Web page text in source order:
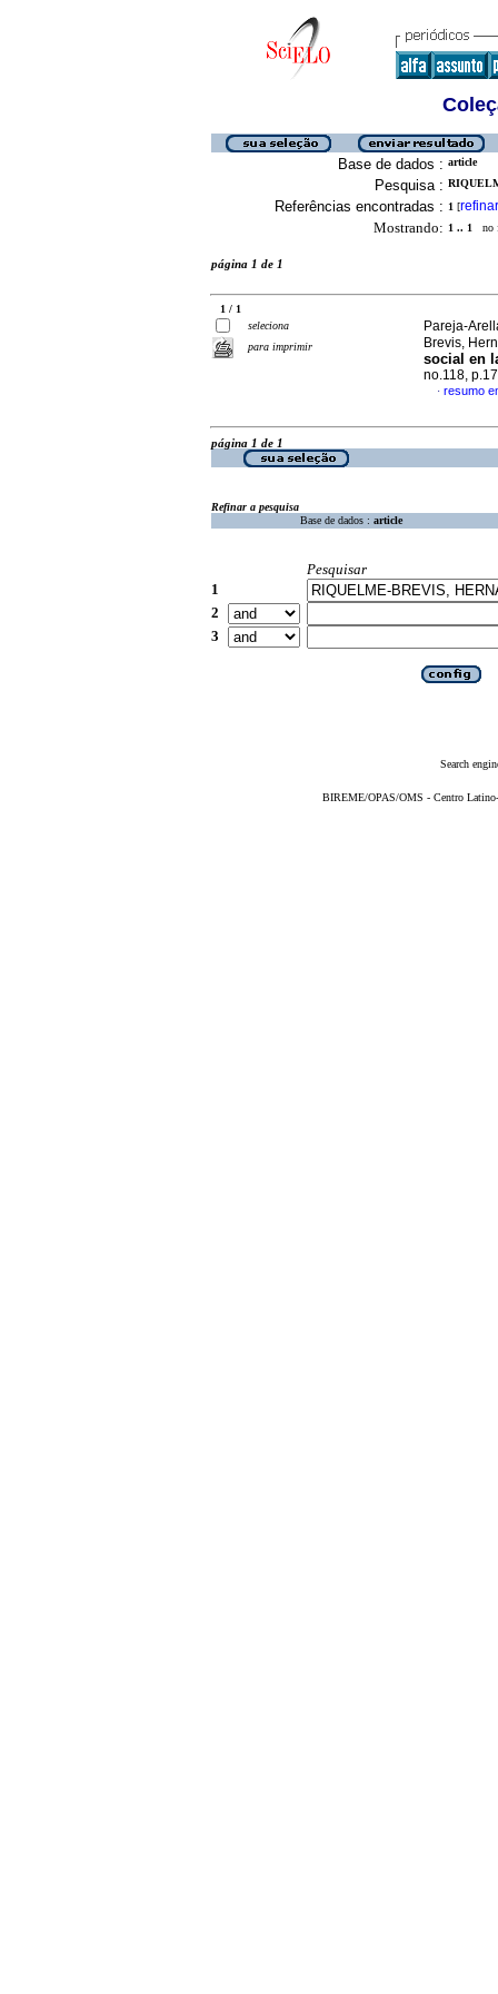
Base de dados : article
Pesquisa :
Referências encontradas : 1 [refinar
Mostrando: 1 .. 1 no
página 1 de 1
1 / 1
seleciona
para imprimir
Pareja-
Brevis,
social en
no.118,
· resumo
página 1 de 1
Refinar a pesquisa
Base de dados : article
Pesquisar
1
2
3
Search
BIREME/OPAS/OMS - Centro Latino-